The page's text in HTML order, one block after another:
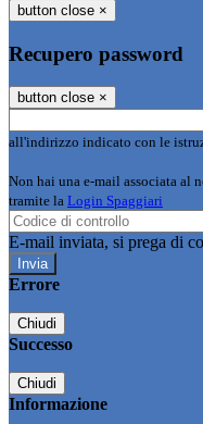
button close ×
Recupero password
button close ×
all'indirizzo indicato con le
Non hai una e-mail associata al
tramite la Login Spaggiari
E-mail inviata, si prega di
Errore
Chiudi
Successo
Chiudi
Informazione